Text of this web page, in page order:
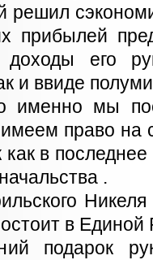
решил
прибылей
его
и ввиде
мы
право
в
.
в Единой
подарок